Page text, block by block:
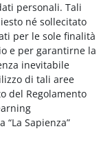
personali. Tali
né sollecitato
per le sole finalità
e per garantirne la
inevitabile
di tali aree
del Regolamento
“La Sapienza”